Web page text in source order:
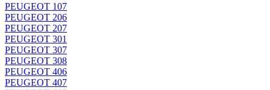
PEUGEOT 107
PEUGEOT 206
PEUGEOT 207
PEUGEOT 301
PEUGEOT 307
PEUGEOT 308
PEUGEOT 406
PEUGEOT 407